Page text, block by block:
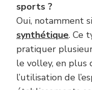
sports ?
Oui, notamment
synthétique. Ce
pratiquer
le volley, en plus
l’utilisation de